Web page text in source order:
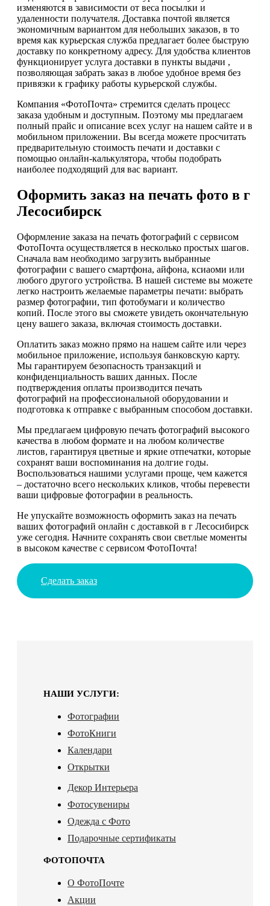
изменяются в зависимости от веса посылки и
удаленности получателя. Доставка почтой является
экономичным вариантом для небольших заказов, в то
время как курьерская служба предлагает более быструю
доставку по конкретному адресу. Для удобства клиентов
функционирует услуга доставки в пункты выдачи ,
позволяющая забрать заказ в любое удобное время без
привязки к графику работы курьерской службы.
Компания «ФотоПочта» стремится сделать процесс
заказа удобным и доступным. Поэтому мы предлагаем
полный прайс и описание всех услуг на нашем сайте и в
мобильном приложении. Вы всегда можете просчитать
предварительную стоимость печати и доставки с
помощью онлайн-калькулятора, чтобы подобрать
наиболее подходящий для вас вариант.
Оформить заказ на печать фото в г
Лесосибирск
Оформление заказа на печать фотографий с сервисом
ФотоПочта осуществляется в несколько простых шагов.
Сначала вам необходимо загрузить выбранные
фотографии с вашего смартфона, айфона, ксиаоми или
любого другого устройства. В нашей системе вы можете
легко настроить желаемые параметры печати: выбрать
размер фотографии, тип фотобумаги и количество
копий. После этого вы сможете увидеть окончательную
цену вашего заказа, включая стоимость доставки.
Оплатить заказ можно прямо на нашем сайте или через
мобильное приложение, используя банковскую карту.
Мы гарантируем безопасность транзакций и
конфиденциальность ваших данных. После
подтверждения оплаты производится печать
фотографий на профессиональной оборудовании и
подготовка к отправке с выбранным способом доставки.
Мы предлагаем цифровую печать фотографий высокого
качества в любом формате и на любом количестве
листов, гарантируя цветные и яркие отпечатки, которые
сохранят ваши воспоминания на долгие годы.
Воспользоваться нашими услугами проще, чем кажется
– достаточно всего нескольких кликов, чтобы перевести
ваши цифровые фотографии в реальность.
Не упускайте возможность оформить заказ на печать
ваших фотографий онлайн с доставкой в г Лесосибирск
уже сегодня. Начните сохранять свои светлые моменты
в высоком качестве с сервисом ФотоПочта!
Сделать заказ
НАШИ УСЛУГИ:
Фотографии
ФотоКниги
Календари
Открытки
Декор Интерьера
Фотосувениры
Одежда с Фото
Подарочные сертификаты
ФОТОПОЧТА
О ФотоПочте
Акции